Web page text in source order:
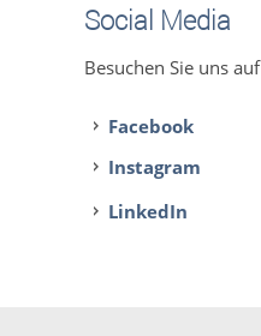
Social Media
Besuchen Sie uns auf
Facebook
Instagram
LinkedIn